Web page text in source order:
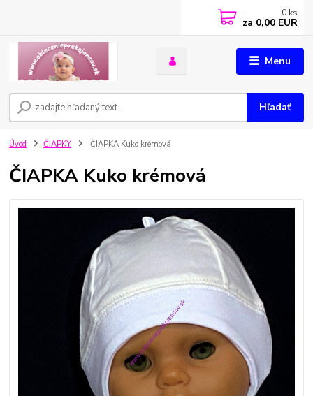
Menu
Hľadať
0 ks
za 0,00 EUR
Úvod ČIAPKY ČIAPKA Kuko krémová
ČIAPKA Kuko krémová